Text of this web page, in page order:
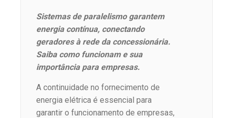
Sistemas de paralelismo garantem
energia contínua, conectando
geradores à rede da concessionária.
Saiba como funcionam e sua
importância para empresas.
A continuidade no fornecimento de
energia elétrica é essencial para
garantir o funcionamento de empresas,